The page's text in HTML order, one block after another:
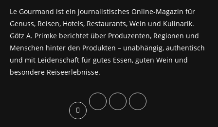
Le Gourmand ist ein journalistisches Online-Magazin für
Genuss, Reisen, Hotels, Restaurants, Wein und Kulinarik.
Götz A. Primke berichtet über Produzenten, Regionen und
Menschen hinter den Produkten – unabhängig, authentisch
und mit Leidenschaft für gutes Essen, guten Wein und
besondere Reiseerlebnisse.